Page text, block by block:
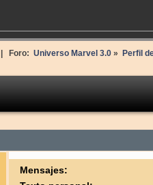
| Foro: Universo Marvel 3.0» Perfil
Thesystemhasfailed
Mensajes: